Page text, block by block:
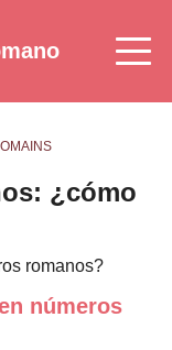
¿cómo
romanos?
números